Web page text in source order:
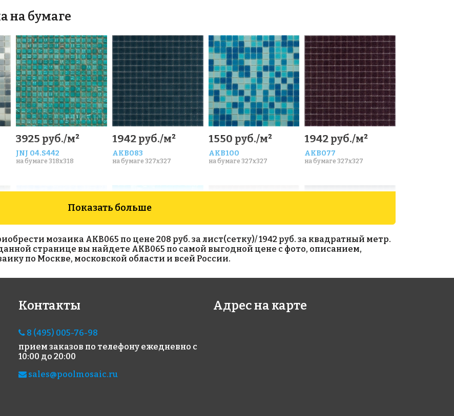
на бумаге
3925 руб./м²
JNJ 04.S442
на бумаге 318x318
1942 руб./м²
AKB083
на бумаге 327x327
1550 руб./м²
AKB100
на бумаге 327x327
1942 руб./м²
AKB077
на бумаге 327x327
AKB037
на бумаге 327x327
AKB090
на бумаге 327x327
AKB082
на бумаге 327x327
Показать больше
мозаика AKB065 по цене 208 руб. за лист(сетку)/ 1942 руб. за квадратный метр.
странице вы найдете AKB065 по самой выгодной цене с фото, описанием,
по Москве, московской области и всей России.
Контакты
8 (495) 005-76-98
прием заказов по телефону ежедневно с
10:00 до 20:00
sales@poolmosaic.ru
Адрес на карте